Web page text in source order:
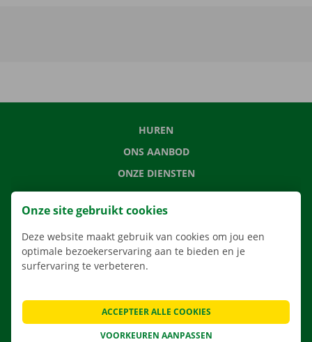
HUREN
ONS AANBOD
ONZE DIENSTEN
LOCATIES
APP
VERHUISOPLOSSINGEN
CONTACTEER ONS
VEELGESTELDE VRAGEN
Onze site gebruikt cookies
Deze website maakt gebruik van cookies om jou een
optimale bezoekerservaring aan te bieden en je
surfervaring te verbeteren.
VOORKEUREN AANPASSEN
ACCEPTEER ALLE COOKIES